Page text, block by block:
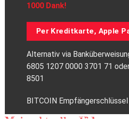
1000 Dank!
Per Kreditkarte, Apple
Alternativ via
6805 1207 0000 3701 71
8501
BITCOIN